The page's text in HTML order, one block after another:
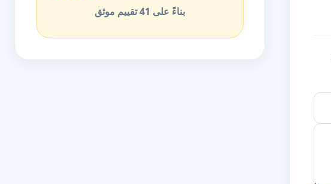
بناءً على 41 تقييم موثق